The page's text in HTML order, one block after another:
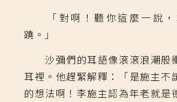
「對啊！聽你這麼一說，
蹺。」
沙彌們的耳語像滾滾浪潮般
耳裡。他趕緊解釋：「是施主不
的想法啊！李施主認為年老就是